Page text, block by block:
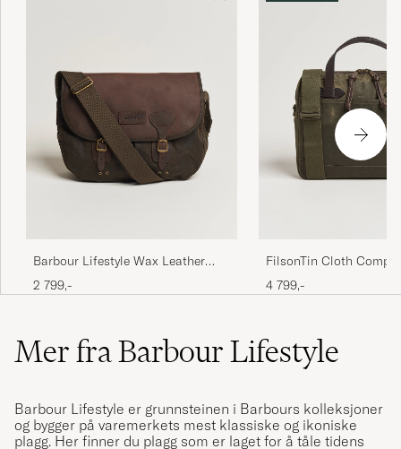
Barbour Lifestyle Wax Leather
Tarras Olive
2 799,-
FilsonTin Cloth
BriefcaseOtter Green
4 799,-
Mer fra Barbour Lifestyle
Barbour Lifestyle er grunnsteinen i Barbours kolleksjoner
og bygger på varemerkets mest klassiske og ikoniske
plagg. Her finner du plagg som er laget for å tåle tidens